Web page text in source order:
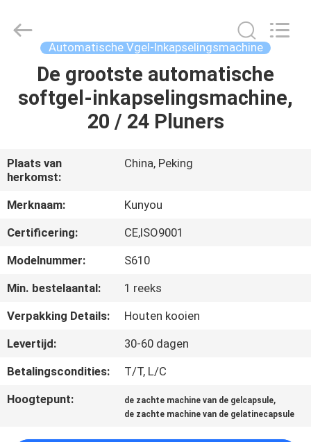
THUIS
PRODUCTEN
VIDEO'S
OVER
ONS
KWALITEITSCONTROLE
NIEUWS
VRAAG
Pharmatech
Automatische Vgel-Inkapselingsmachine
De grootste automatische
softgel-inkapselingsmachine,
20 / 24 Pluners
Plaats van
herkomst:
China, Peking
Merknaam:
Kunyou
Certificering:
CE,ISO9001
Modelnummer:
S610
Min. bestelaantal:
1 reeks
Verpakking Details:
Houten kooien
Levertijd:
30-60 dagen
Betalingscondities:
T/T, L/C
Hoogtepunt:
de zachte machine van de gelcapsule,
de zachte machine van de gelatinecapsule